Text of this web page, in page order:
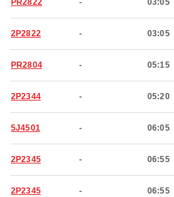
PR2822 - 03:05
2P2822 - 03:05
PR2804 - 05:15
2P2344 - 05:20
5J4501 - 06:05
2P2345 - 06:55
2P2345 - 06:55